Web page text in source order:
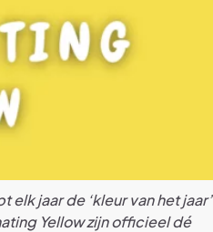
jaar de ‘kleur van het jaar’
Yellow zijn officieel dé